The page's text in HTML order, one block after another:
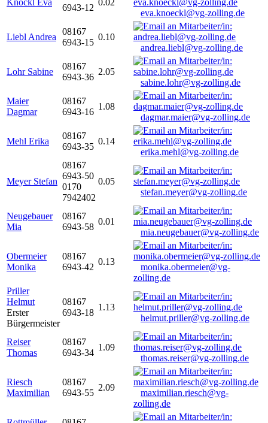
Knöckl Eva
6943-12
0.02
eva.knoeckl@vg-zolling.de
Liebl Andrea
08167
6943-15
0.10
andrea.liebl@vg-zolling.de
Lohr Sabine
08167
6943-36
2.05
sabine.lohr@vg-zolling.de
Maier
Dagmar
08167
6943-16
1.08
dagmar.maier@vg-zolling.de
Mehl Erika
08167
6943-35
0.14
erika.mehl@vg-zolling.de
Meyer Stefan
08167
6943-50
0170
7942402
0.05
stefan.meyer@vg-zolling.de
Neugebauer
Mia
08167
6943-58
0.01
mia.neugebauer@vg-zolling.de
Obermeier
Monika
08167
6943-42
0.13
monika.obermeier@vg-
zolling.de
Priller
Helmut
Erster
Bürgermeister
08167
6943-18
1.13
helmut.priller@vg-zolling.de
Reiser
Thomas
08167
6943-34
1.09
thomas.reiser@vg-zolling.de
Riesch
Maximilian
08167
6943-55
2.09
maximilian.riesch@vg-
zolling.de